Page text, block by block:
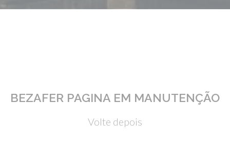
BEZAFER PAGINA EM MANUTENÇÃO
Volte depois